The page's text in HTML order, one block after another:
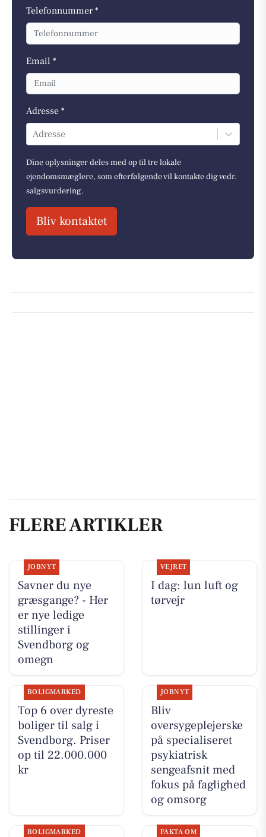
Telefonnummer *
Email *
Adresse *
Adresse
Dine oplysninger deles med op til tre lokale
ejendomsmæglere, som efterfølgende vil kontakte dig vedr.
salgsvurdering.
Bliv kontaktet
FLERE ARTIKLER
JOBNYT
Savner du nye
græsgange? - Her
er nye ledige
stillinger i
Svendborg og
omegn
VEJRET
I dag: lun luft og
tørvejr
BOLIGMARKED
Top 6 over dyreste
boliger til salg i
Svendborg. Priser
op til 22.000.000
kr
JOBNYT
Bliv
oversygeplejerske
på specialiseret
psykiatrisk
sengeafsnit med
fokus på faglighed
og omsorg
BOLIGMARKED FAKTA OM